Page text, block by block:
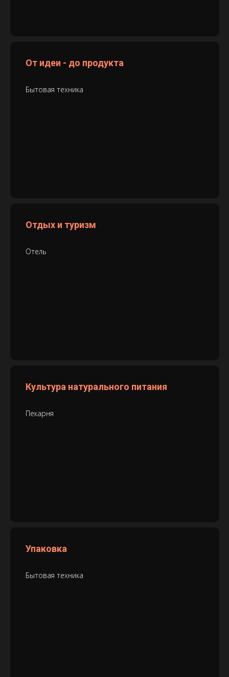
От идеи - до продукта
Бытовая техника
Отдых и туризм
Отель
Культура натурального питания
Пекарня
Упаковка
Бытовая техника